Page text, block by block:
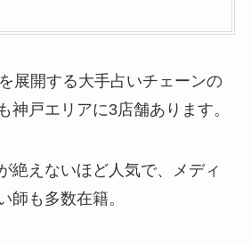
展開する大手占いチェーンの
神戸エリアに3店舗あります。
絶えないほど人気で、メディ
師も多数在籍。